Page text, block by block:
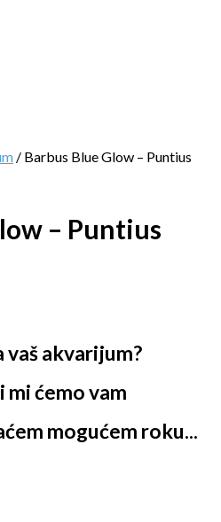
/ Barbus Blue Glow – Puntius
– Puntius
akvarijum?
ćemo vam
mogućem roku...